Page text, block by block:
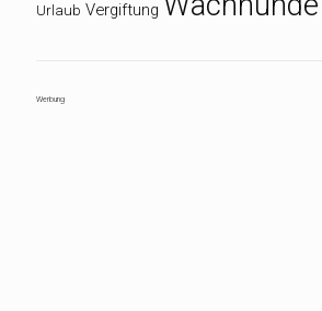
Urlaub Vergiftung
Werbung